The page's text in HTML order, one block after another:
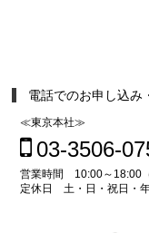
電話でのお申し込み
≪東京本社≫
03-3506-
営業時間 10:00～18:00（
定休日 土・日・祝日・